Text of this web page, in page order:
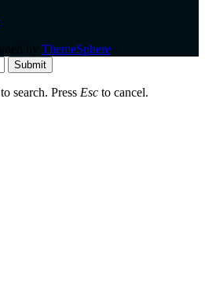
ThemeSphere
Submit
search. Press Esc to cancel.